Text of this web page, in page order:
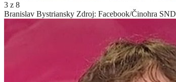
3 z 8
Branislav Bystriansky Zdroj: Facebook/Činohra SND